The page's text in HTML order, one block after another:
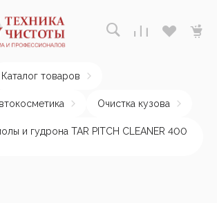
Каталог товаров
Очистка кузова
и гудрона TAR PITCH CLEANER 400